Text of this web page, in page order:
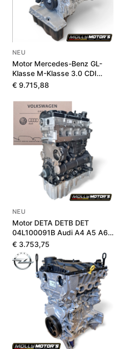
NEU
Motor Mercedes-Benz GL-
Klasse M-Klasse 3.0 CDI
A642010381580
€ 9.715,88
NEU
Motor DETA DETB DET
04L100091B Audi A4 A5 A6
Q5 2.0 TDI 190 PS
€ 3.753,75